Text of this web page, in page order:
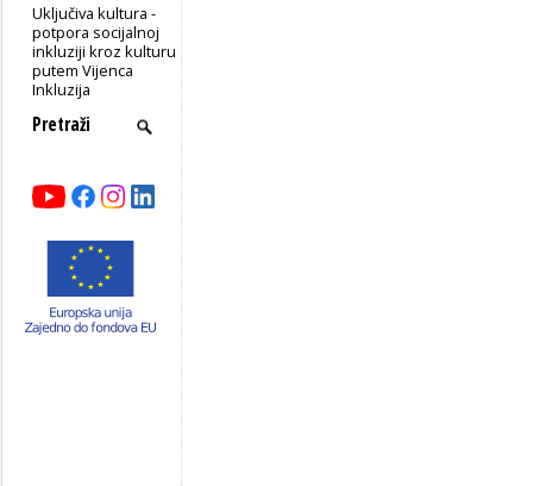
Uključiva kultura -
potpora socijalnoj
inkluziji kroz kulturu
putem Vijenca
Inkluzija